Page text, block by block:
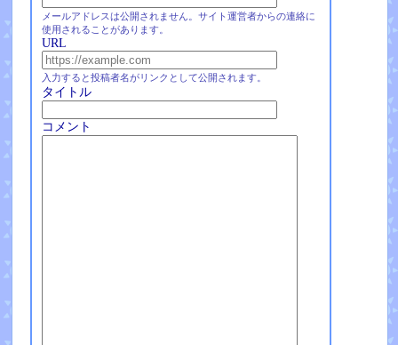
メールアドレスは公開されません。サイト運営者からの連絡に
使用されることがあります。
URL
入力すると投稿者名がリンクとして公開されます。
タイトル
コメント